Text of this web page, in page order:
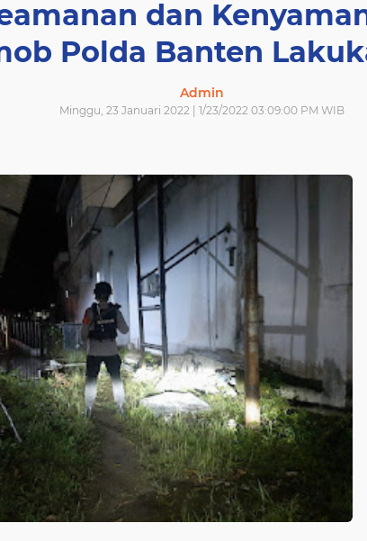
dan
Polda Banten
Admin
Minggu, 23 Januari 2022 | 1/23/2022 03:09:00 PM WIB